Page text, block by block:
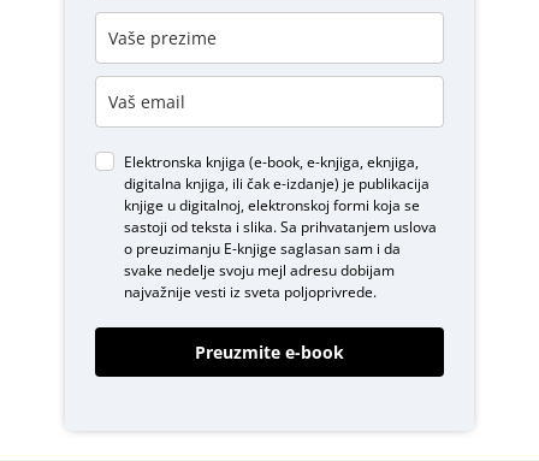
Elektronska knjiga (e-book, e-knjiga, eknjiga,
digitalna knjiga, ili čak e-izdanje) je publikacija
knjige u digitalnoj, elektronskoj formi koja se
sastoji od teksta i slika. Sa prihvatanjem uslova
o preuzimanju E-knjigesaglasan sam i da
svake nedelje svoju mejl adresu dobijam
najvažnije vesti iz sveta poljoprivrede.
Preuzmite e-book